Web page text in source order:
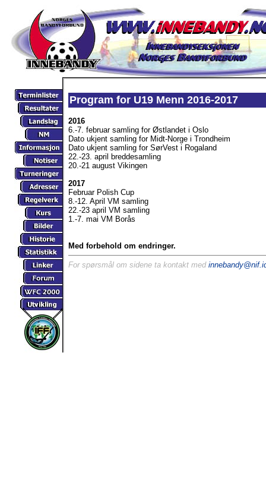
Program for U19 Menn 2016-2017
2016
6.-7. februar samling for Østlandet i Oslo
Dato ukjent samling for Midt-Norge i Trondheim
Dato ukjent samling for SørVest i Rogaland
22.-23. april breddesamling
20.-21 august Vikingen
2017
Februar Polish Cup
8.-12. April VM samling
22.-23 april VM samling
1.-7. mai VM Borås
Med forbehold om endringer.
For spørsmål om sidene ta kontakt med